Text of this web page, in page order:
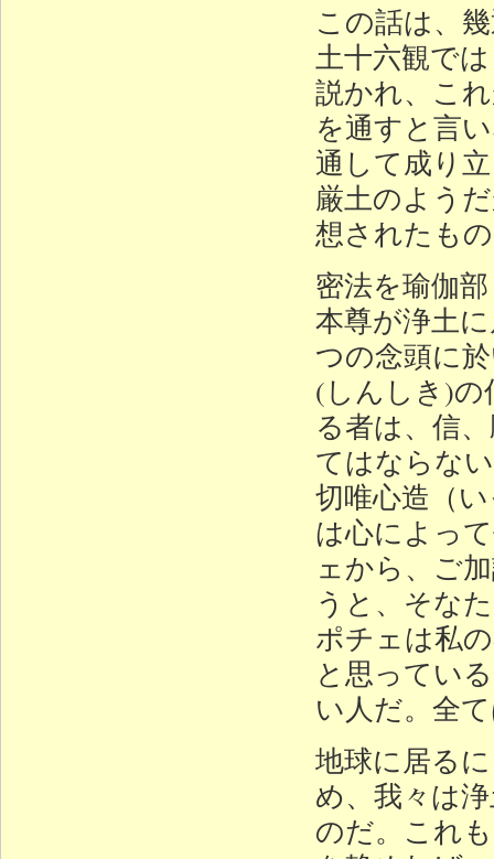
この話は、
土十六観で
説かれ、こ
を通すと言
通して成り
厳土のよう
想されたも
密法を瑜伽
本尊が浄土
つの念頭に
(しんしき)の
る者は、信
てはならな
切唯心造（
は心によっ
ェから、ご
うと、そな
ポチェは私
と思ってい
い人だ。全
地球に居る
め、我々は
のだ。これ